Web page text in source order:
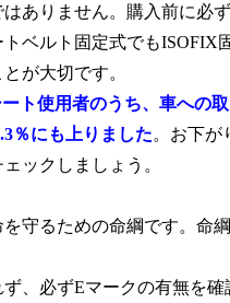
ありません。購入前に必
ベルト固定式でもISOFIX
が大切です。
ト使用者のうち、車への
％にも上りました。お下が
ックしましょう。
守るための命綱です。命
、必ずEマークの有無を